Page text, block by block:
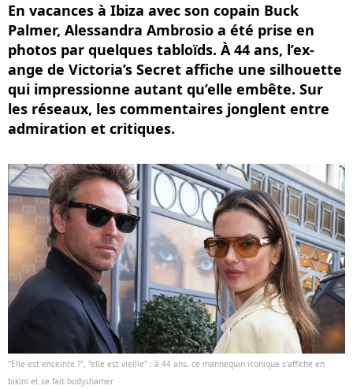
En vacances à Ibiza avec son copain Buck
Palmer, Alessandra Ambrosio a été prise en
photos par quelques tabloïds. À 44 ans, l’ex-
ange de Victoria’s Secret affiche une silhouette
qui impressionne autant qu’elle embête. Sur
les réseaux, les commentaires jonglent entre
admiration et critiques.
"Elle est enceinte ?", "elle est vieille" : à 44 ans, ce mannequin iconique s'affiche en
bikini et se fait bodyshamer